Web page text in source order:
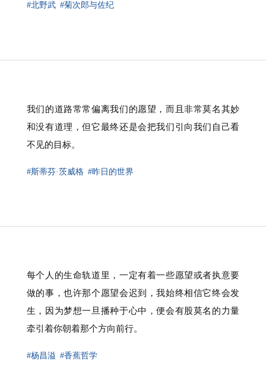
#北野武 #菊次郎与佐纪
我们的道路常常偏离我们的愿望，而且非常莫名其妙
和没有道理，但它最终还是会把我们引向我们自己看
不见的目标。
#斯蒂芬·茨威格 #昨日的世界
每个人的生命轨道里，一定有着一些愿望或者执意要
做的事，也许那个愿望会迟到，我始终相信它终会发
生，因为梦想一旦播种于心中，便会有股莫名的力量
牵引着你朝着那个方向前行。
#杨昌溢 #香蕉哲学